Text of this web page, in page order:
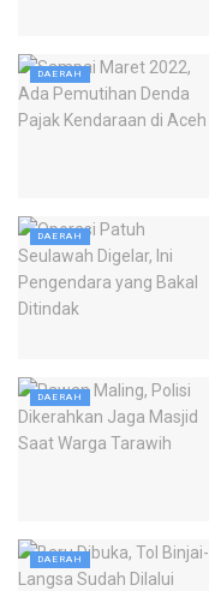
DAERAH
DAERAH
DAERAH
DAERAH